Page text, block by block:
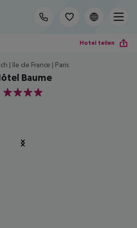
Hotel teilen
| Ile de France | Paris
Baume
4